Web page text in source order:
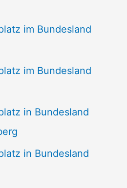
im Bundesland
im Bundesland
in Bundesland
in Bundesland